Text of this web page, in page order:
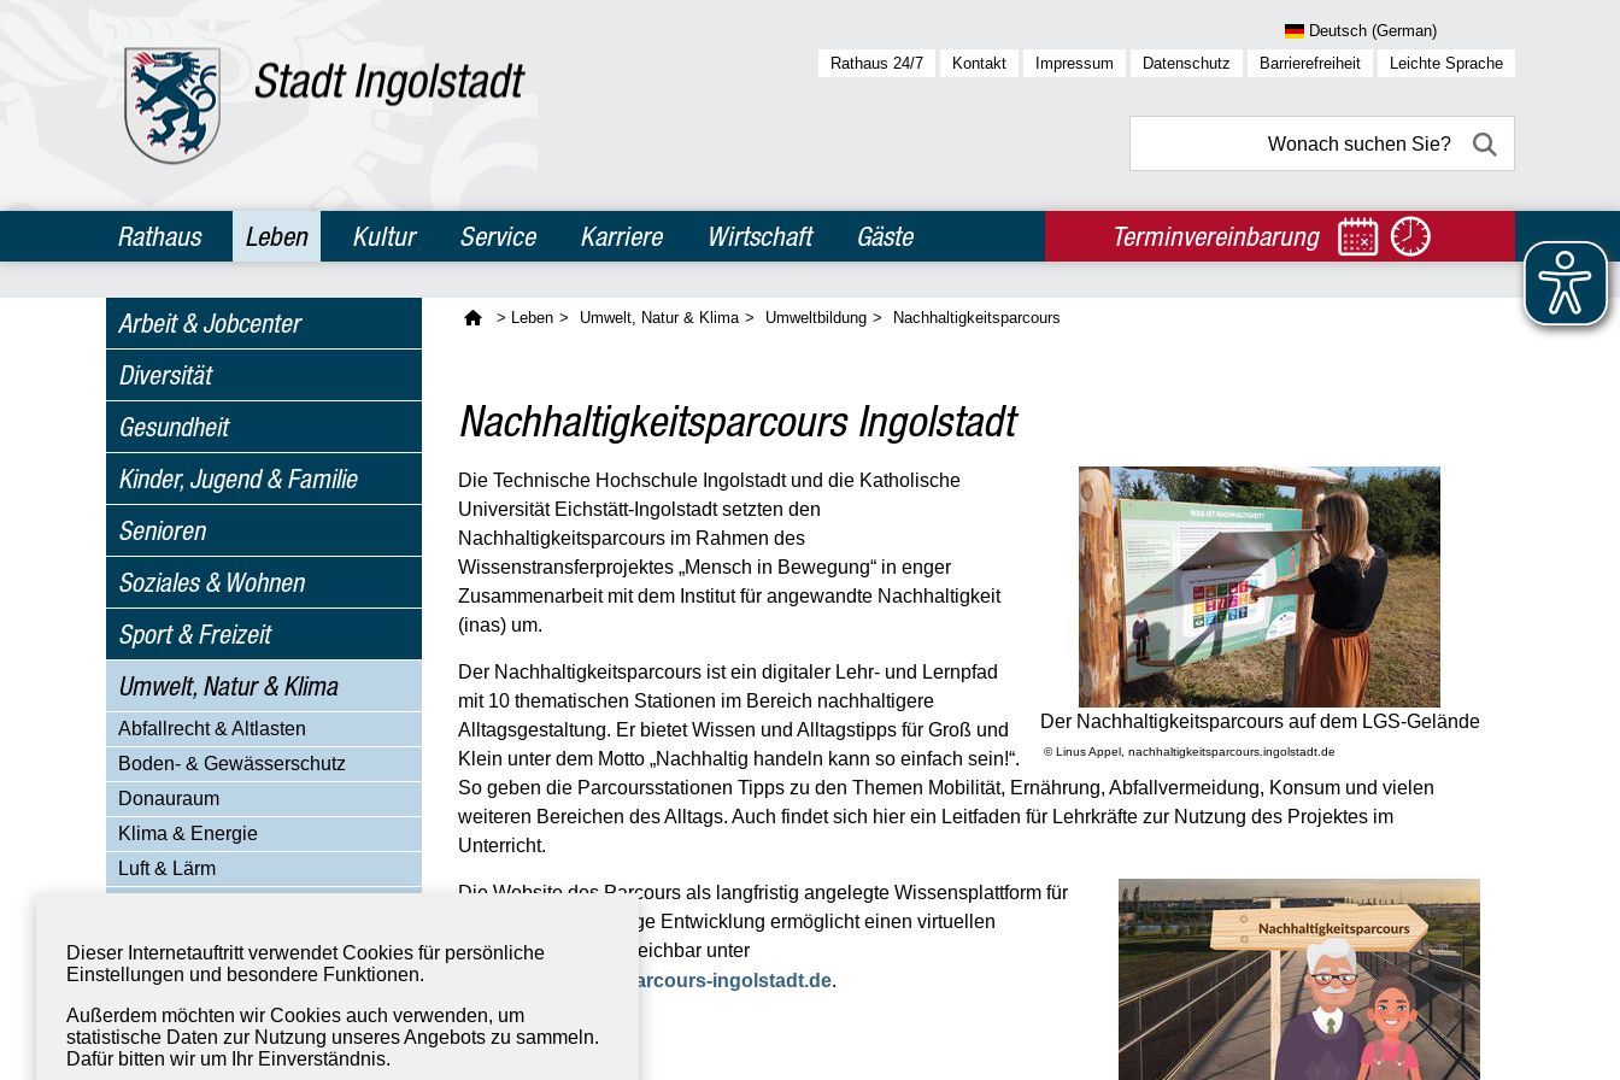
Dieser Internetauftritt verwendet Cookies für persönliche
Einstellungen und besondere Funktionen.
Außerdem möchten wir Cookies auch verwenden, um
statistische Daten zur Nutzung unseres Angebots zu sammeln.
Dafür bitten wir um Ihr Einverständnis.
Rathaus 24/7 Kontakt Impressum Datenschutz Barrierefreiheit Leichte Sprache
Rathaus Leben Kultur Service Karriere Wirtschaft Gäste Terminvereinbarung
Arbeit & Jobcenter
Diversität
Gesundheit
Kinder, Jugend & Familie
Senioren
Soziales & Wohnen
Sport & Freizeit
Umwelt, Natur & Klima
Abfallrecht & Altlasten
Boden- & Gewässerschutz
Donauraum
Klima & Energie
Luft & Lärm
Umweltbildung
Umweltstation Ingolstadt
Mensch.Natur.Stadt
Biotoperlebnispfad
> Leben > Umwelt, Natur & Klima > Umweltbildung > Nachhaltigkeitsparcours
Nachhaltigkeitsparcours Ingolstadt
Der Nachhaltigkeitsparcours auf dem LGS-Gelände
© Linus Appel, nachhaltigkeitsparcours.ingolstadt.de
Die Technische Hochschule Ingolstadt und die Katholische
Universität Eichstätt-Ingolstadt setzten den
Nachhaltigkeitsparcours im Rahmen des
Wissenstransferprojektes „Mensch in Bewegung“ in enger
Zusammenarbeit mit dem Institut für angewandte Nachhaltigkeit
(inas) um.
Der Nachhaltigkeitsparcours ist ein digitaler Lehr- und Lernpfad
mit 10 thematischen Stationen im Bereich nachhaltigere
Alltagsgestaltung. Er bietet Wissen und Alltagstipps für Groß und
Klein unter dem Motto „Nachhaltig handeln kann so einfach sein!“.
So geben die Parcoursstationen Tipps zu den Themen Mobilität, Ernährung, Abfallvermeidung, Konsum und vielen
weiteren Bereichen des Alltags. Auch findet sich hier ein Leitfaden für Lehrkräfte zur Nutzung des Projektes im
Unterricht.
Die Website des Parcours als langfristig angelegte Wissensplattform für
Bildung für nachhaltige Entwicklung ermöglicht einen virtuellen
Rundgang und ist erreichbar unter
nachhaltigkeitsparcours-ingolstadt.de.